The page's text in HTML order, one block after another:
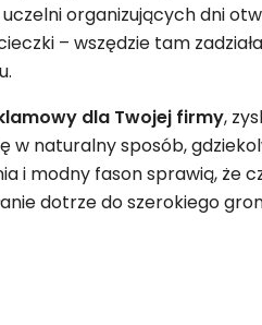
organizujących dni
– wszędzie tam
dla Twojej firmy,
w naturalny sposób,
i modny fason sprawią, że
dotrze do szerokiego